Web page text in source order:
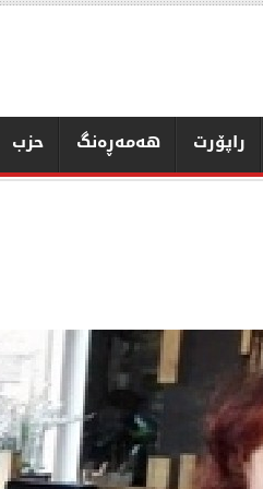
راپۆرت هەمەڕەنگ حزب